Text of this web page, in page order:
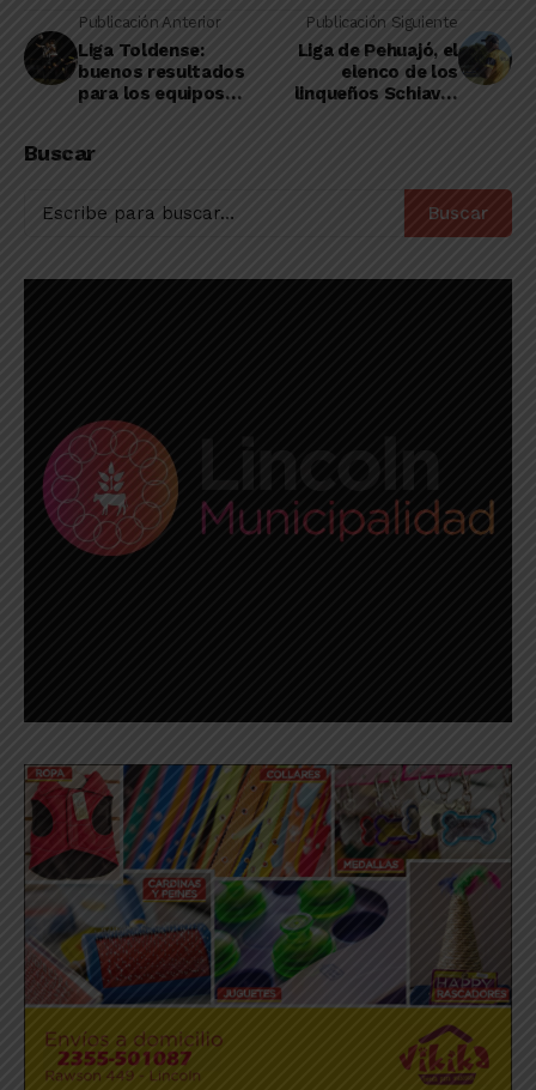
Publicación Anterior
Liga Toldense:
buenos resultados
para los equipos
Publicación Siguiente
Liga de Pehuajó, el
elenco de los
linqueños Schiavi y
Buscar
Buscar